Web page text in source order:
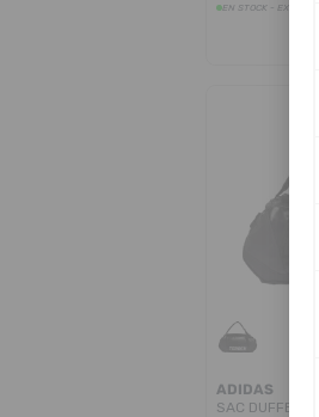
EN STOCK -
ADIDAS
SAC DUFFEL